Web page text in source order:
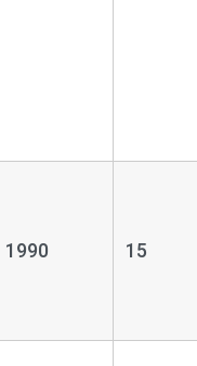
1990 15